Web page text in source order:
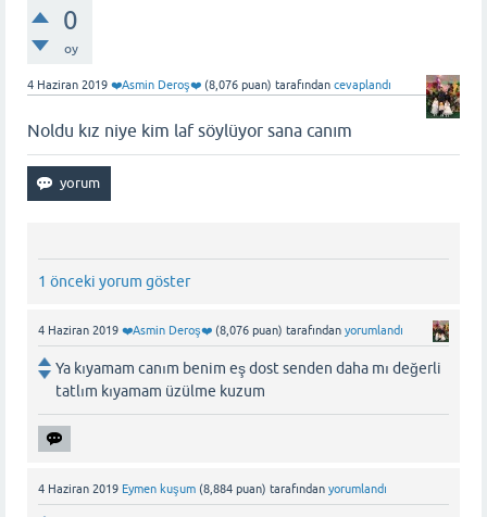
0
oy
4 Haziran 2019 ❤️Asmin Deroş❤️ (8,076 puan) tarafından cevaplandı
Noldu kız niye kim laf söylüyor sana canım
1 önceki yorum göster
4 Haziran 2019 ❤️Asmin Deroş❤️ (8,076 puan) tarafından yorumlandı
Ya kıyamam canım benim eş dost senden daha mı değerli
tatlım kıyamam üzülme kuzum
4 Haziran 2019 Eymen kuşum (8,884 puan) tarafından yorumlandı